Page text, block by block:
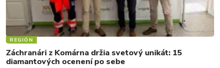
REGIÓN
Záchranári z Komárna držia svetový unikát: 15
diamantových ocenení po sebe